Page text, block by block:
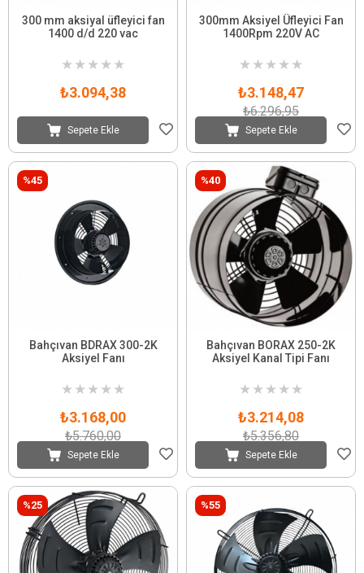
300 mm aksiyal üfleyici fan
1400 d/d 220 vac
★ ★ ★ ★ ★
₺3.094,38
Sepete Ekle
300mm Aksiyel Üfleyici Fan
1400Rpm 220V AC
★ ★ ★ ★ ★
₺3.148,47
₺6.296,95
Sepete Ekle
Bahçıvan BDRAX 300-2K
Aksiyel Fanı
★ ★ ★ ★ ★
₺3.168,00
₺5.760,00
Sepete Ekle
%45
Bahçıvan BORAX 250-2K
Aksiyel Kanal Tipi Fanı
★ ★ ★ ★ ★
₺3.214,08
₺5.356,80
Sepete Ekle
%40
%25 %55